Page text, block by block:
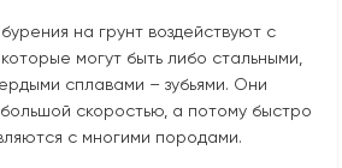
на грунт воздействуют с
могут быть либо стальными,
сплавами – зубьями. Они
скоростью, а потому быстро
с многими породами.